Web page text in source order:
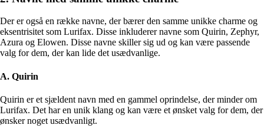
Der er også en række navne, der bærer den samme unikke charme og
eksentrisitet som Lurifax. Disse inkluderer navne som Quirin, Zephyr,
Azura og Elowen. Disse navne skiller sig ud og kan være passende
valg for dem, der kan lide det usædvanlige.
A. Quirin
Quirin er et sjældent navn med en gammel oprindelse, der minder om
Lurifax. Det har en unik klang og kan være et ønsket valg for dem, der
ønsker noget usædvanligt.